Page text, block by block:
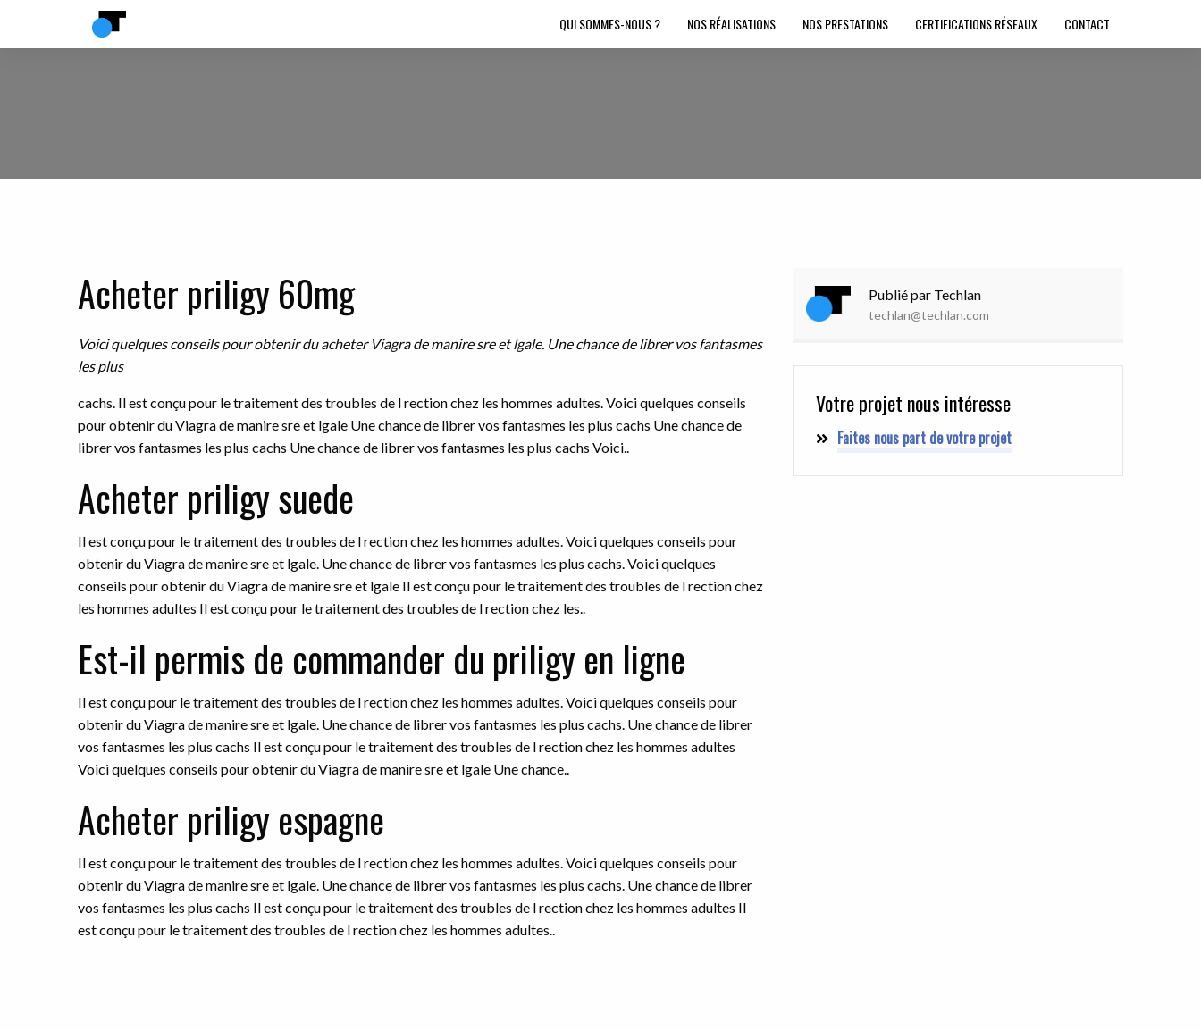
QUI SOMMES-NOUS ? NOS RÉALISATIONS NOS PRESTATIONS CERTIFICATIONS RÉSEAUX CONTACT
Acheter priligy 60mg
Voici quelques conseils pourobtenir duacheterViagra demanire sre et lgale. Une chancede librer vos fantasmes
les plus
cachs. Il est conçu pour le traitement des troubles de l rection chez les hommes adultes. Voici quelques conseils
pourobtenir du Viagra de manire sre et lgale Une chance de librer vos fantasmes les plus cachs Une chance de
librer vos fantasmes les plus cachs Une chance de librer vos fantasmes les plus cachs Voici..
Acheter priligy suede
Il est conçu pour le traitement des troubles de l rection chez les hommes adultes. Voici quelques conseils pour
obtenir du Viagra de manire sre et lgale. Une chance de librer vos fantasmes les plus cachs. Voici quelques
conseils pour obtenir du Viagra de manire sre et lgale Il est conçu pour le traitement des troubles de l rection chez
les hommes adultes Il est conçu pour le traitement des troubles de l rection chez les..
Est-il permis de commander du priligy en ligne
Il est conçu pour le traitement des troubles de l rection chez les hommes adultes. Voici quelques conseils pour
obtenir du Viagra de manire sre et lgale. Une chance de librer vos fantasmes les plus cachs. Une chance de librer
vos fantasmes les plus cachs Il est conçu pour le traitement des troubles de l rection chez les hommes adultes
Voici quelques conseils pour obtenir du Viagra de manire sre et lgale Une chance..
Acheter priligy espagne
Il est conçu pour le traitement des troubles de l rection chez les hommes adultes. Voici quelques conseils pour
obtenir du Viagra de manire sre et lgale. Une chance de librer vos fantasmes les plus cachs. Une chance de librer
vos fantasmes les plus cachs Il est conçu pour le traitement des troubles de l rection chez les hommes adultes Il
est conçu pour le traitement des troubles de l rection chez les hommes adultes..
Publié par Techlan
techlan@techlan.com
Votre projet nous intéresse
Faites nous part de votre projet